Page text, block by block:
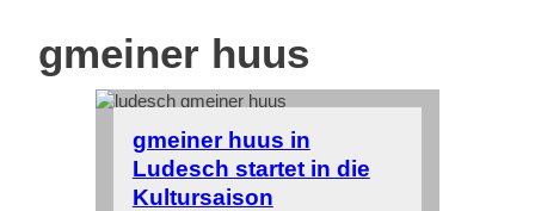
gmeiner huus
gmeiner huus in
Ludesch startet in die
Kultursaison